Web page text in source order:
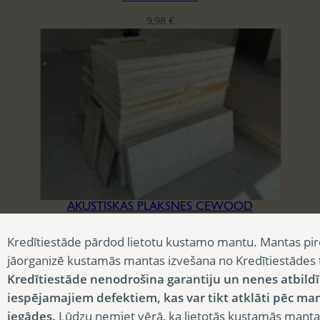
9,98 €
AKUSTISKĀS PLĀKSNES CEWOOD
Kredītiestāde pārdod lietotu kustamo mantu. Mantas
jāorganizē kustamās mantas izvešana no
Kredītiestāde nenodrošina garantiju un nenes
iespējamajiem defektiem, kas var tikt atklāti pēc
iegādes. Lūdzu ņemiet vērā, ka lietotās kustamās